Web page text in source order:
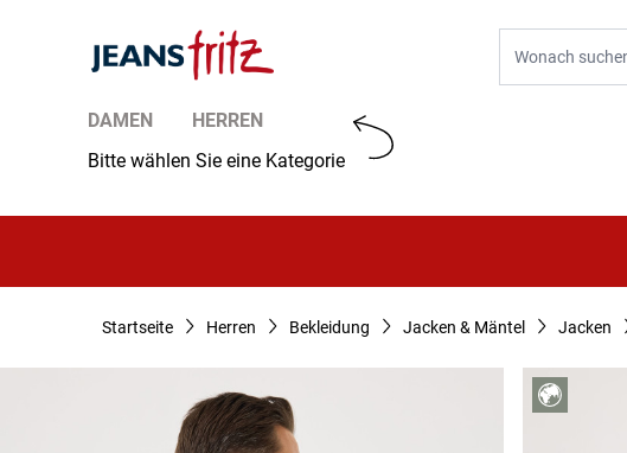
DAMEN
HERREN
Bitte wählen Sie eine Kategorie
Startseite Herren Bekleidung Jacken & Mäntel Jacken